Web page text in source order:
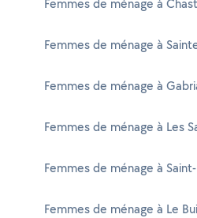
Femmes de ménage à
Femmes de ménage à
Femmes de ménage à
Femmes de ménage à Les
Femmes de ménage à
Femmes de ménage à Le